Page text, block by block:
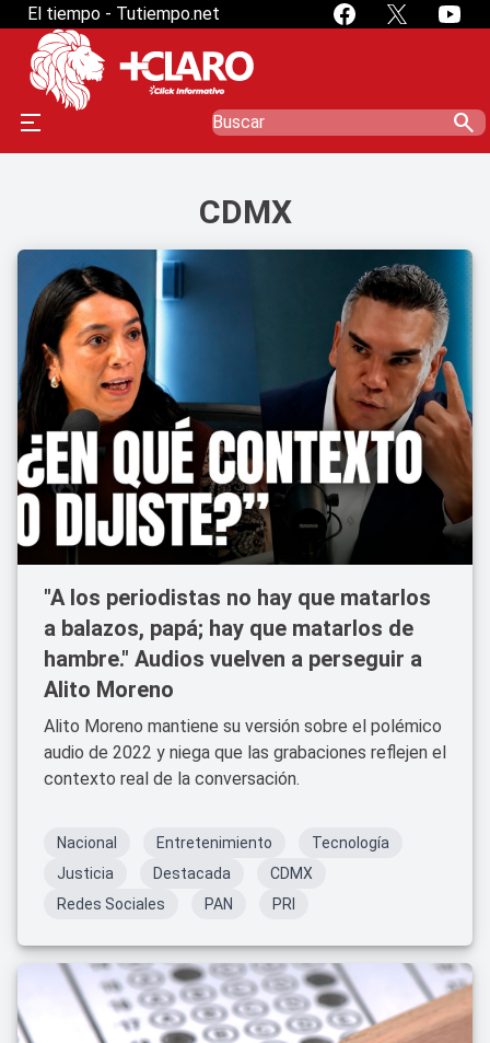
El tiempo - Tutiempo.net
search
CDMX
"A los periodistas no hay que matarlos
a balazos, papá; hay que matarlos de
hambre." Audios vuelven a perseguir a
Alito Moreno
Alito Moreno mantiene su versión sobre el polémico
audio de 2022 y niega que las grabaciones reflejen el
contexto real de la conversación.
Nacional Entretenimiento
Tecnología
Justicia
Destacada
CDMX
Redes Sociales
PAN PRI